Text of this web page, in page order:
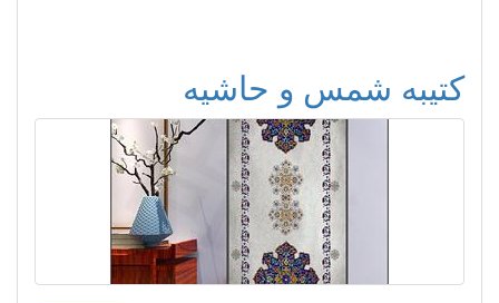
کتیبه شمس و حاشیه